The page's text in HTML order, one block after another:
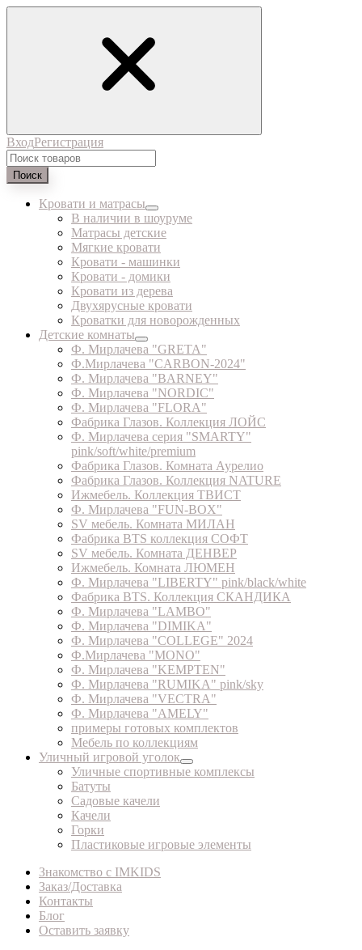
ВходРегистрация
Поиск
Кровати и матрасы
В наличии в шоуруме
Матрасы детские
Мягкие кровати
Кровати - машинки
Кровати - домики
Кровати из дерева
Двухярусные кровати
Кроватки для новорожденных
Детские комнаты
Ф. Мирлачева "GRETA"
Ф.Мирлачева "CARBON-2024"
Ф. Мирлачева "BARNEY"
Ф. Мирлачева "NORDIC"
Ф. Мирлачева "FLORA"
Фабрика Глазов. Коллекция ЛОЙС
Ф. Мирлачева серия "SMARTY"
pink/soft/white/premium
Фабрика Глазов. Комната Аурелио
Фабрика Глазов. Коллекция NATURE
Ижмебель. Коллекция ТВИСТ
Ф. Мирлачева "FUN-BOX"
SV мебель. Комната МИЛАН
Фабрика BTS коллекция СОФТ
SV мебель. Комната ДЕНВЕР
Ижмебель. Комната ЛЮМЕН
Ф. Мирлачева "LIBERTY" pink/black/white
Фабрика BTS. Коллекция СКАНДИКА
Ф. Мирлачева "LAMBO"
Ф. Мирлачева "DIMIKA"
Ф. Мирлачева "COLLEGE" 2024
Ф.Мирлачева "MONO"
Ф. Мирлачева "KEMPTEN"
Ф. Мирлачева "RUMIKA" pink/sky
Ф. Мирлачева "VECTRA"
Ф. Мирлачева "AMELY"
примеры готовых комплектов
Мебель по коллекциям
Уличный игровой уголок
Уличные спортивные комплексы
Батуты
Садовые качели
Качели
Горки
Пластиковые игровые элементы
Знакомство с IMKIDS
Заказ/Доставка
Контакты
Блог
Оставить заявку